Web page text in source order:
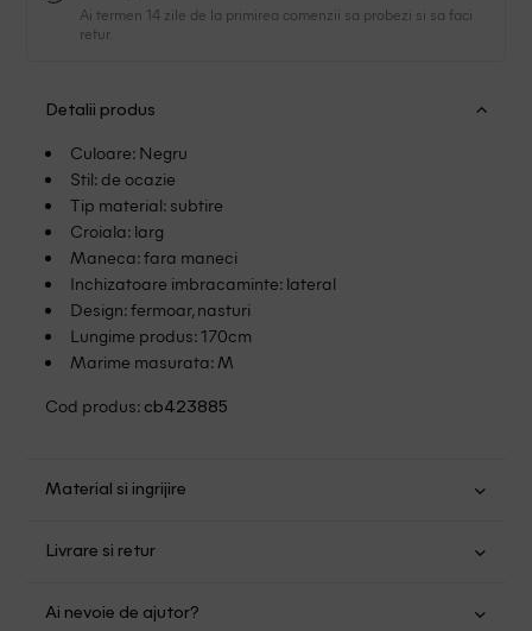
Ai termen 14 zile de la primirea comenzii sa probezi si sa faci
retur.
Detalii produs
Culoare: Negru
Stil: de ocazie
Tip material: subtire
Croiala: larg
Maneca: fara maneci
Inchizatoare imbracaminte: lateral
Design: fermoar, nasturi
Lungime produs: 170cm
Marime masurata: M
Cod produs: cb423885
Material si ingrijire
Nu folositi inalbitor
Livrare si retur
mare de 149.00 lei.
Ai nevoie de ajutor?